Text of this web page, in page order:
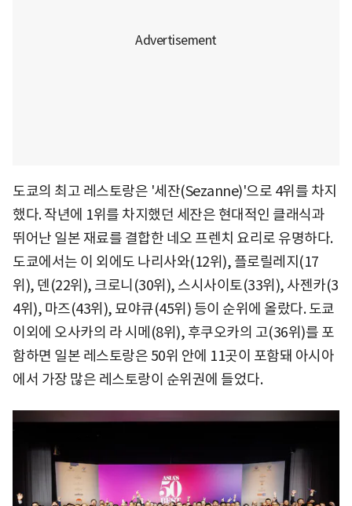
도쿄의 최고 레스토랑은 '세잔(Sezanne)'으로 4위를 차지
했다. 작년에 1위를 차지했던 세잔은 현대적인 클래식과
뛰어난 일본 재료를 결합한 네오 프렌치 요리로 유명하다.
도쿄에서는 이 외에도 나리사와(12위), 플로릴레지(17
위), 덴(22위), 크로니(30위), 스시사이토(33위), 사젠카(3
4위), 마즈(43위), 묘야큐(45위) 등이 순위에 올랐다. 도쿄
이외에 오사카의 라 시메(8위), 후쿠오카의 고(36위)를 포
함하면 일본 레스토랑은 50위 안에 11곳이 포함돼 아시아
에서 가장 많은 레스토랑이 순위권에 들었다.